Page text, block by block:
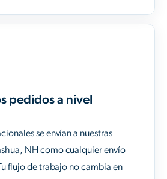
pedidos a nivel
se envían a nuestras
NH como cualquier envío
flujo de trabajo no cambia en